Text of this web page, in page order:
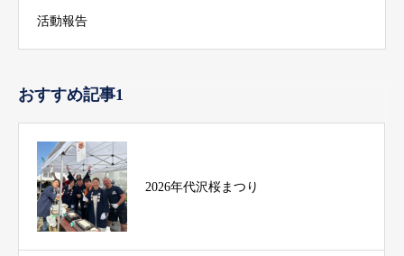
活動報告
おすすめ記事1
2026年代沢桜まつり